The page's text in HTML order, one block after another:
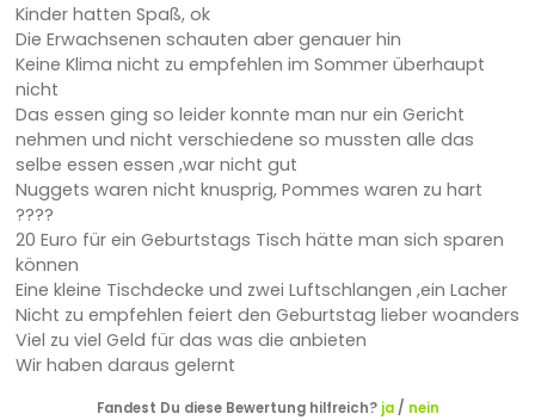
Kinder hatten Spaß, ok
Die Erwachsenen schauten aber genauer hin
Keine Klima nicht zu empfehlen im Sommer überhaupt
nicht
Das essen ging so leider konnte man nur ein Gericht
nehmen und nicht verschiedene so mussten alle das
selbe essen essen ,war nicht gut
Nuggets waren nicht knusprig, Pommes waren zu hart
????
20 Euro für ein Geburtstags Tisch hätte man sich sparen
können
Eine kleine Tischdecke und zwei Luftschlangen ,ein Lacher
Nicht zu empfehlen feiert den Geburtstag lieber woanders
Viel zu viel Geld für das was die anbieten
Wir haben daraus gelernt
Fandest Du diese Bewertung hilfreich? ja/ nein